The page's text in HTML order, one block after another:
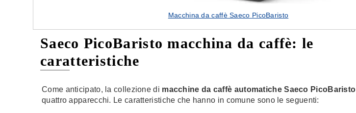
Macchina da caffè Saeco PicoBaristo
Saeco PicoBaristo macchina da caffè: le
caratteristiche
Come anticipato, la collezione di macchine da caffè automatiche Saeco PicoBaristo
quattro apparecchi. Le caratteristiche che hanno in comune sono le seguenti: